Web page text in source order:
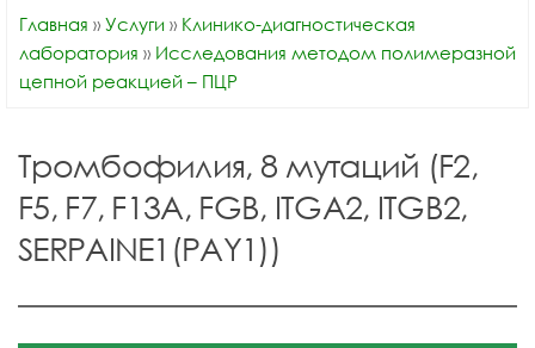
Главная » Услуги » Клинико-диагностическая
лаборатория » Исследования методом полимеразной
цепной реакцией – ПЦР
Тромбофилия, 8 мутаций (F2,
F5, F7, F13A, FGB, ITGA2, ITGB2,
SERPAINE1(PAY1))